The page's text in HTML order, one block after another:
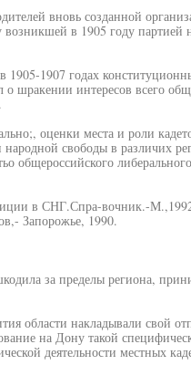
вновь созданной
в 1905 году партией
1907 годах
шракении интересов всего
оценки места и роли
свободы в различих
общероссийского
в СНГ.Спра-вочник.-
Запорожье, 1990.
за пределы региона,
области накладывали свой
на Дону такой
деятельности местных